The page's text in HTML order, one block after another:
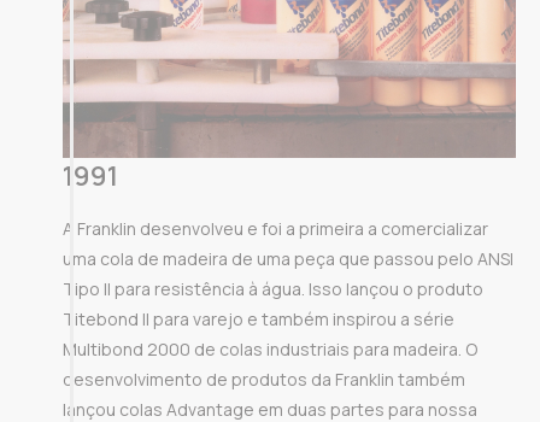
1991
A Franklin desenvolveu e foi a primeira a comercializar
uma cola de madeira de uma peça que passou pelo ANSI
Tipo II para resistência à água. Isso lançou o produto
Titebond II para varejo e também inspirou a série
Multibond 2000 de colas industriais para madeira. O
desenvolvimento de produtos da Franklin também
lançou colas Advantage em duas partes para nossa